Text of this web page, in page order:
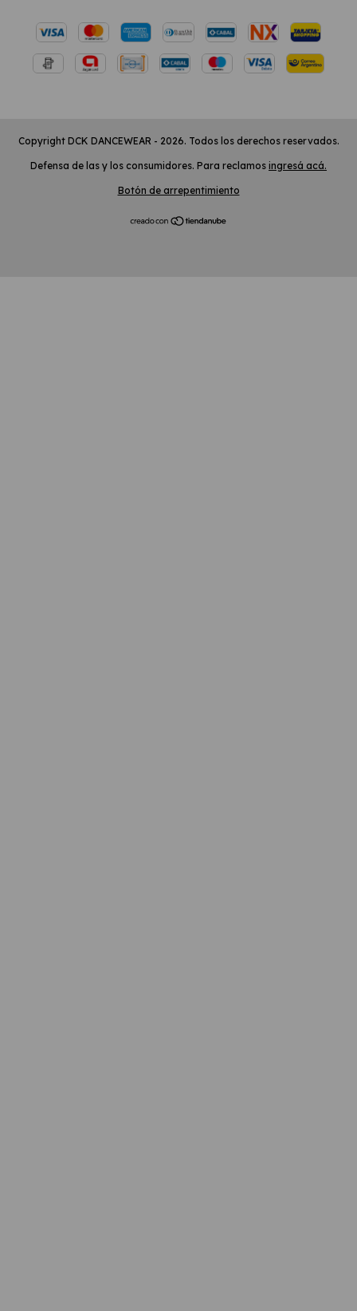
Copyright DCK DANCEWEAR - 2026. Todos los derechos reservados.
Defensa de las y los consumidores. Para reclamos ingresá acá.
Botón de arrepentimiento